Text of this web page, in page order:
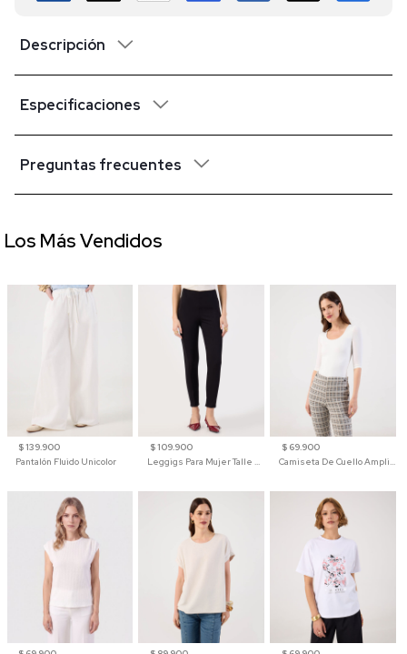
Descripción
Especificaciones
Preguntas frecuentes
$ 139.900
Pantalón Fluido Unicolor
$ 109.900
Leggigs Para Mujer Talle Alto Liso
$ 69.900
Camiseta De Cuello Amplio Y Manga 3/4 Para Mujer
Los Más Vendidos